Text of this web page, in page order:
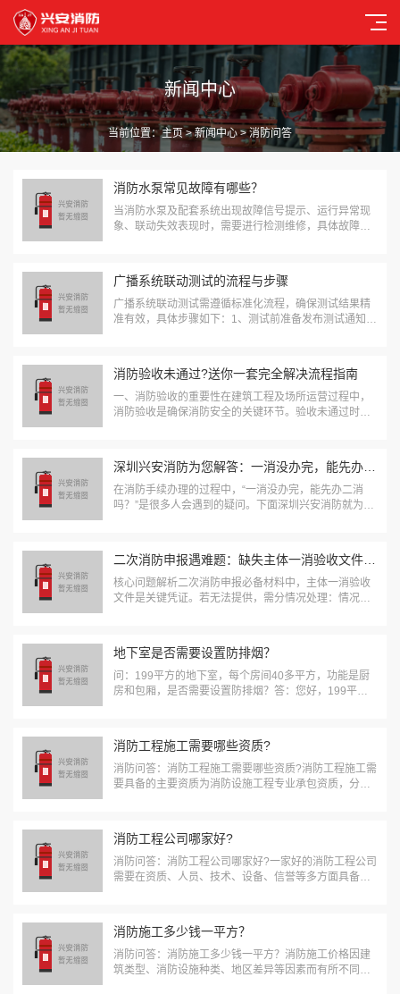
新闻中心
当前位置：主页>新闻中心 > 消防问答
消防水泵常见故障有哪些？
当消防水泵及配套系统出现故障信号提示、运行异常现
象、联动失效表现时，需要进行检测维修，具体故障类
启动后立即停机。主备电源切换失败，断电后备用电...
广播系统联动测试的流程与步骤
广播系统联动测试需遵循标准化流程，确保测试结果精
准有效，具体步骤如下：1、测试前准备发布测试通知，
器、分区控制器接线牢固，备用电源电量充足；核对...
消防验收未通过?送你一套完全解决流程指南
一、消防验收的重要性在建筑工程及场所运营过程中，
消防验收是确保消防安全的关键环节。验收未通过时不
文件：收到《消防验收不合格意见书》后，需仔细阅...
在消防手续办理的过程中，“一消没办完，能先办二消
吗？”是很多人会遇到的疑问。下面深圳兴安消防就为大
同步进行。2、原因：一消（建设工程消防验收）...
核心问题解析二次消防申报必备材料中，主体一消验收
文件是关键凭证。若无法提供，需分情况处理：情况
请调档，需提供：✅建筑物产权证明✅法人授权委...
地下室是否需要设置防排烟？
问：199平方的地下室，每个房间40多平方，功能是厨
房和包厢，是否需要设置防排烟？答：您好，199平方
原因：1、法规要求：建筑面积大于50㎡的房...
消防工程施工需要哪些资质?
消防问答：消防工程施工需要哪些资质?消防工程施工需
要具备的主要资质为消防设施工程专业承包资质，分为
力。在实际操作中，企业还需根据当地的具体政策和...
消防工程公司哪家好?
消防问答：消防工程公司哪家好?一家好的消防工程公司
需要在资质、人员、技术、设备、信誉等多方面具备一
程规模和范围的不同，分为一级、二级等不同等级...
消防施工多少钱一平方？
消防问答：消防施工多少钱一平方？消防施工价格因建
筑类型、消防设施种类、地区差异等因素而有所不同，